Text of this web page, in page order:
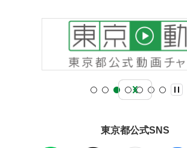
東京都公式SNS